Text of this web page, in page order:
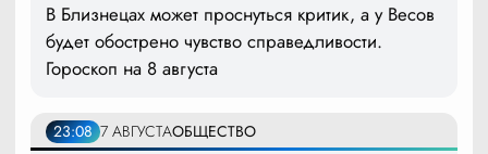
В Близнецах может проснуться критик, а у Весов
будет обострено чувство справедливости.
Гороскоп на 8 августа
23:08 7 АВГУСТАОБЩЕСТВО